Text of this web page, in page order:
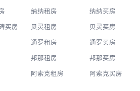
纳纳租房 纳纳买房
买房 贝灵租房 贝灵买房
通罗租房 通罗买房
邦那租房 邦那买房
阿索克租房 阿索克买房